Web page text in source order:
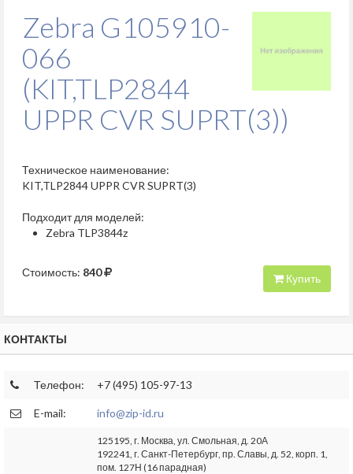
Zebra G105910-
066
(KIT,TLP2844
UPPR CVR SUPRT(3))
Техническое наименование:
KIT,TLP2844 UPPR CVR SUPRT(3)
Подходит для моделей:
Zebra TLP3844z
Стоимость: 840 Купить
КОНТАКТЫ
Телефон: +7 (495) 105-97-13
E-mail: info@zip-id.ru
125195, г. Москва, ул. Смольная, д. 20А
192241, г. Санкт-Петербург, пр. Славы, д. 52, корп. 1,
пом. 127Н (16 парадная)